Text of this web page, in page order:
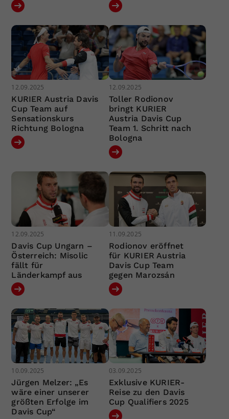
12.09.2025
KURIER Austria Davis
Cup Team auf
Sensationskurs
Richtung Bologna
12.09.2025
Toller Rodionov
bringt KURIER
Austria Davis Cup
Team 1. Schritt nach
Bologna
12.09.2025
Davis Cup Ungarn –
Österreich: Misolic
fällt für
Länderkampf aus
11.09.2025
Rodionov eröffnet
für KURIER Austria
Davis Cup Team
gegen Marozsán
10.09.2025
Jürgen Melzer: „Es
wäre einer unserer
größten Erfolge im
Davis Cup“
03.09.2025
Exklusive KURIER-
Reise zu den Davis
Cup Qualifiers 2025